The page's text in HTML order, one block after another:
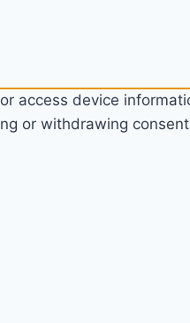
access device
or withdrawing